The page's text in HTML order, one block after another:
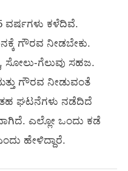
ವರ್ಷಗಳು ಕಳೆದಿವೆ.
ಗೌರವ ನೀಡಬೇಕು.
ಸೋಲು-ಗೆಲುವು ಸಹಜ.
ಗೌರವ ನೀಡುವಂತೆ
ಘಟನೆಗಳು ನಡೆದಿದೆ
ಎಲ್ಲೋ ಒಂದು ಕಡೆ
ಹೇಳಿದ್ದಾರೆ.